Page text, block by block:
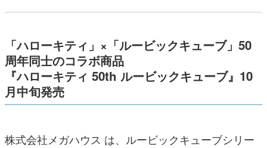
「ハローキティ」×「ルービックキューブ」50
周年同士のコラボ商品
『ハローキティ 50th ルービックキューブ』10
月中旬発売
株式会社メガハウス は、ルービックキューブシリー